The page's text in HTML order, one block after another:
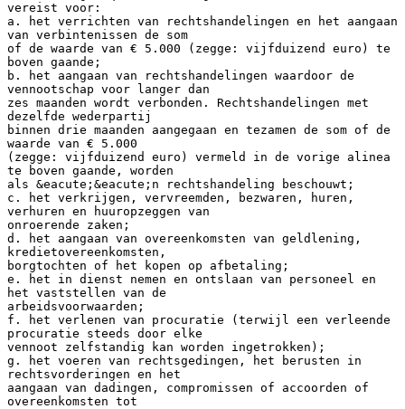
vereist voor:
a. het verrichten van rechtshandelingen en het aangaan
van verbintenissen de som
of de waarde van € 5.000 (zegge: vijfduizend euro) te
boven gaande;
b. het aangaan van rechtshandelingen waardoor de
vennootschap voor langer dan
zes maanden wordt verbonden. Rechtshandelingen met
dezelfde wederpartij
binnen drie maanden aangegaan en tezamen de som of de
waarde van € 5.000
(zegge: vijfduizend euro) vermeld in de vorige alinea
te boven gaande, worden
als &eacute;&eacute;n rechtshandeling beschouwt;
c. het verkrijgen, vervreemden, bezwaren, huren,
verhuren en huuropzeggen van
onroerende zaken;
d. het aangaan van overeenkomsten van geldlening,
kredietovereenkomsten,
borgtochten of het kopen op afbetaling;
e. het in dienst nemen en ontslaan van personeel en
het vaststellen van de
arbeidsvoorwaarden;
f. het verlenen van procuratie (terwijl een verleende
procuratie steeds door elke
vennoot zelfstandig kan worden ingetrokken);
g. het voeren van rechtsgedingen, het berusten in
rechtsvorderingen en het
aangaan van dadingen, compromissen of accoorden of
overeenkomsten tot